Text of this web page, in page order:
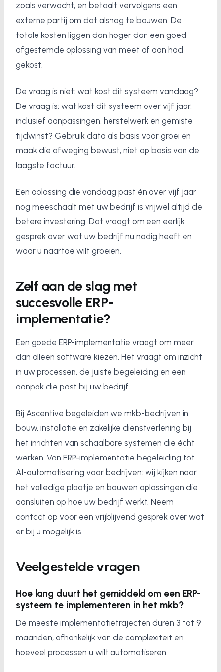
zoals verwacht, en betaalt vervolgens een
externe partij om dat alsnog te bouwen. De
totale kosten liggen dan hoger dan een goed
afgestemde oplossing van meet af aan had
gekost.
De vraag is niet: wat kost dit systeem vandaag?
De vraag is: wat kost dit systeem over vijf jaar,
inclusief aanpassingen, herstelwerk en gemiste
tijdwinst? Gebruik data als basis voor groei en
maak die afweging bewust, niet op basis van de
laagste factuur.
Een oplossing die vandaag past én over vijf jaar
nog meeschaalt met uw bedrijf is vrijwel altijd de
betere investering. Dat vraagt om een eerlijk
gesprek over wat uw bedrijf nu nodig heeft en
waar u naartoe wilt groeien.
Zelf aan de slag met
succesvolle ERP-
implementatie?
Een goede ERP-implementatie vraagt om meer
dan alleen software kiezen. Het vraagt om inzicht
in uw processen, de juiste begeleiding en een
aanpak die past bij uw bedrijf.
Bij Ascentive begeleiden we mkb-bedrijven in
bouw, installatie en zakelijke dienstverlening bij
het inrichten van schaalbare systemen die écht
werken. Van ERP-implementatie begeleiding tot
AI-automatisering voor bedrijven: wij kijken naar
het volledige plaatje en bouwen oplossingen die
aansluiten op hoe uw bedrijf werkt. Neem
contact op voor een vrijblijvend gesprek over wat
er bij u mogelijk is.
Veelgestelde vragen
Hoe lang duurt het gemiddeld om een ERP-
systeem te implementeren in het mkb?
De meeste implementatietrajecten duren 3 tot 9
maanden, afhankelijk van de complexiteit en
hoeveel processen u wilt automatiseren.